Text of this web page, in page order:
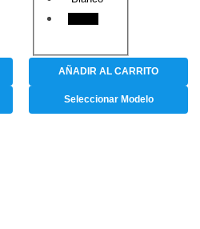
AÑADIR AL CARRITO
Seleccionar Modelo